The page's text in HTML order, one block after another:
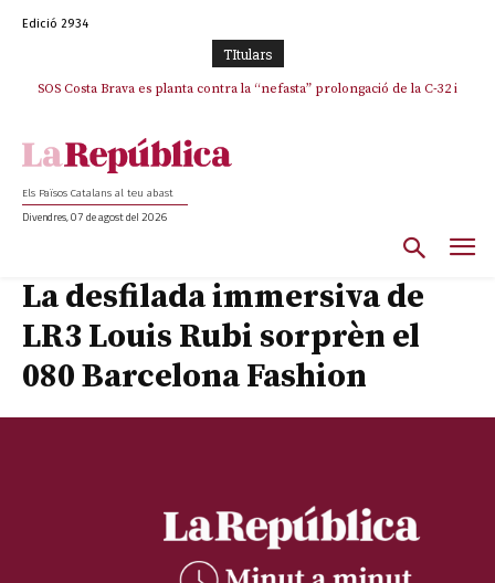
Edició 2934
TItulars
SOS Costa Brava es planta contra la “nefasta” prolongació de la C-32 i
Els Països Catalans al teu abast
Divendres, 07 de agost del 2026
La desfilada immersiva de
LR3 Louis Rubi sorprèn el
080 Barcelona Fashion